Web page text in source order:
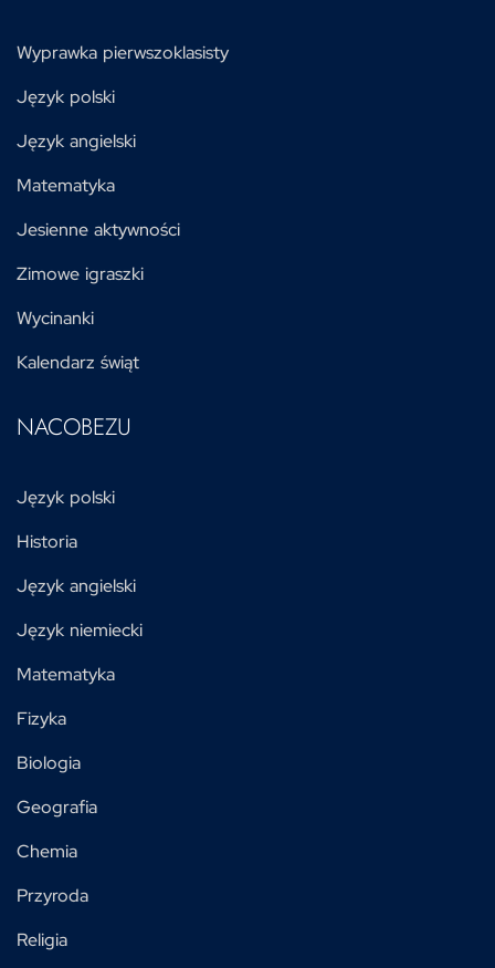
Wyprawka pierwszoklasisty
Język polski
Język angielski
Matematyka
Jesienne aktywności
Zimowe igraszki
Wycinanki
Kalendarz świąt
NACOBEZU
Język polski
Historia
Język angielski
Język niemiecki
Matematyka
Fizyka
Biologia
Geografia
Chemia
Przyroda
Religia